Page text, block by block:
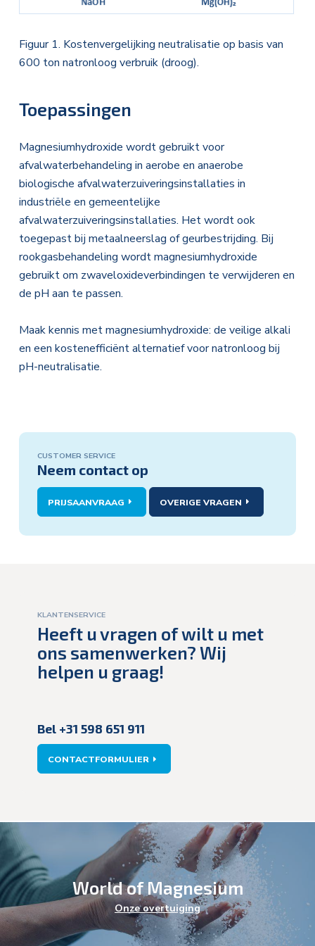
Figuur 1. Kostenvergelijking neutralisatie op basis van
600 ton natronloog verbruik (droog).
Toepassingen
Magnesiumhydroxide wordt gebruikt voor
afvalwaterbehandeling in aerobe en anaerobe
biologische afvalwaterzuiveringsinstallaties in
industriële en gemeentelijke
afvalwaterzuiveringsinstallaties. Het wordt ook
toegepast bij metaalneerslag of geurbestrijding. Bij
rookgasbehandeling wordt magnesiumhydroxide
gebruikt om zwaveloxideverbindingen te verwijderen en
de pH aan te passen.
Maak kennis met magnesiumhydroxide: de veilige alkali
en een kostenefficiënt alternatief voor natronloog bij
pH-neutralisatie.
Customer
service:
Neem contact op
CUSTOMER SERVICE
PRIJSAANVRAAG OVERIGE VRAGEN
Heeft u vragen of wilt u met
ons samenwerken? Wij
helpen u graag!
KLANTENSERVICE
Bel +31 598 651 911
CONTACTFORMULIER
World of Magnesium
Onze overtuiging
Energie
Health & Wellness
Industrie